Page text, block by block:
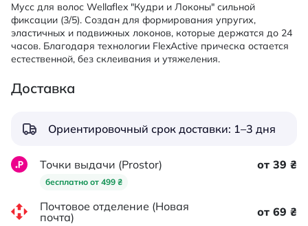
Мусс для волос Wellaflex "Кудри и Локоны" сильной
фиксации (3/5). Создан для формирования упругих,
эластичных и подвижных локонов, которые держатся до 24
часов. Благодаря технологии FlexActive прическа остается
естественной, без склеивания и утяжеления.
Доставка
Ориентировочный срок доставки: 1–3 дня
Точки выдачи (Prostor)
бесплатно от 499 ₴
от 39 ₴
Почтовое отделение (Новая
почта)
от 69 ₴